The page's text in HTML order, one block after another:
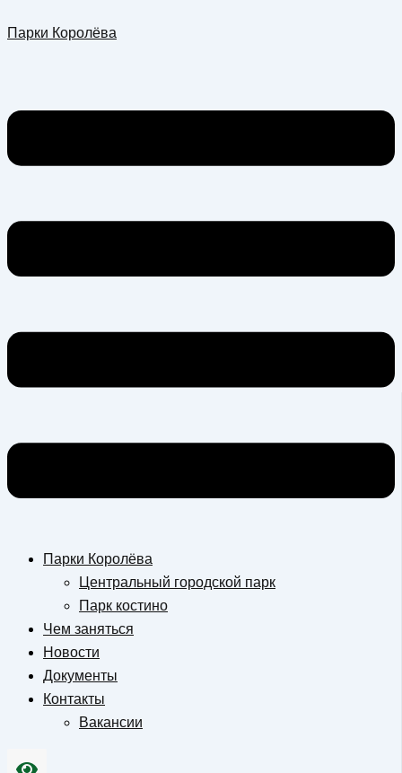
к
Парки Королёва
Парки Королёва
Центральный городской парк
Парк костино
Чем заняться
Новости
Документы
Контакты
Вакансии